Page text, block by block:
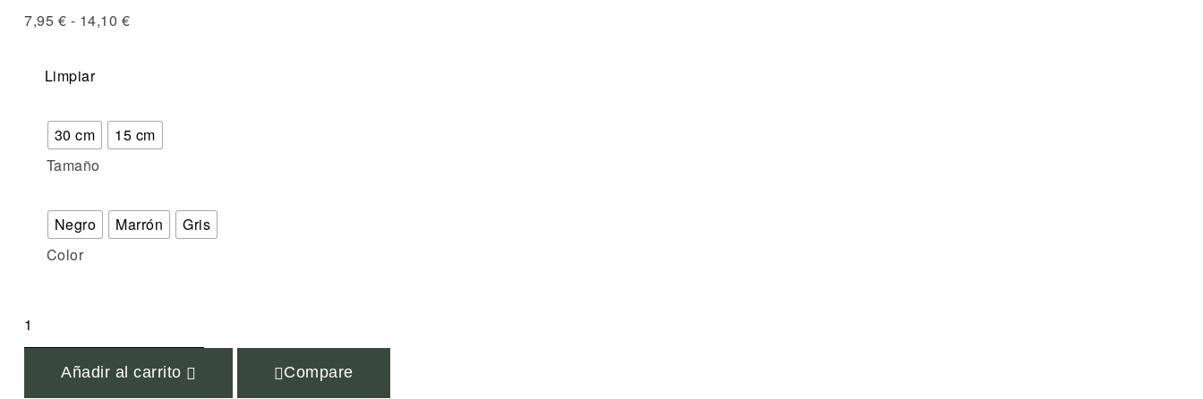
7,95 € - 14,10 €
Limpiar
30 cm
15 cm
Tamaño
Negro Marrón
Gris
Color
Añadir al carrito Compare